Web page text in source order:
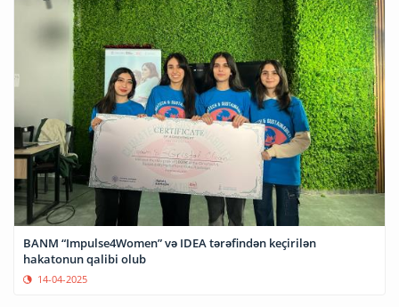
BANM “Impulse4Women” və IDEA tərəfindən keçirilən
hakatonun qalibi olub
14-04-2025